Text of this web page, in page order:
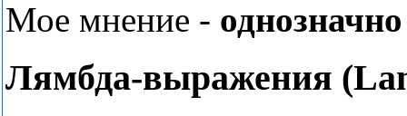
Мое мнение -
Лямбда-выражения